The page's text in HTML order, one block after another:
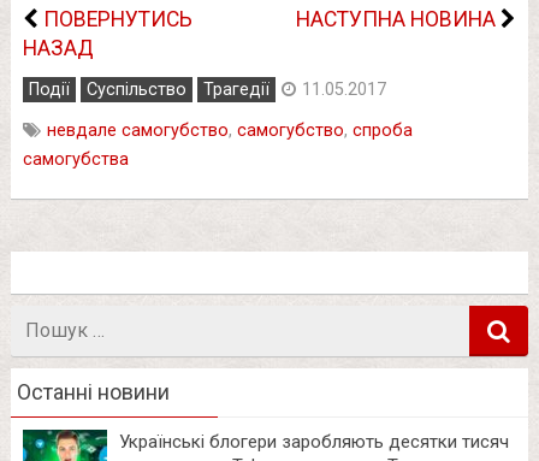
ПОВЕРНУТИСЬ
НАЗАД
НАСТУПНА НОВИНА
Події Суспільство Трагедії
11.05.2017
невдале самогубство, самогубство, спроба
самогубства
Пошук
Останні новини
Українські блогери заробляють десятки тисяч